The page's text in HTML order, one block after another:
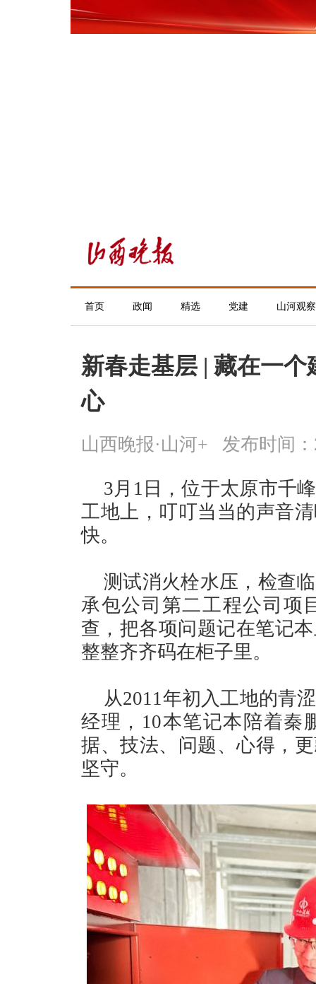
首页 政闻 精选 党建 山河观察
新春走基层 | 藏在一
心
山西晚报·山河+ 发布时间：
3月1日，位于太原市千
工地上，叮叮当当的声音
快。
测试消火栓水压，检查
承包公司第二工程公司项
查，把各项问题记在笔记
整整齐齐码在柜子里。
从2011年初入工地的青
经理，10本笔记本陪着秦
据、技法、问题、心得，
坚守。